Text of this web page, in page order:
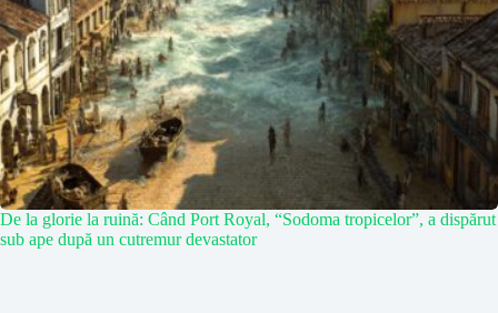
De la glorie la ruină: Când Port Royal, “Sodoma tropicelor”, a dispărut
sub ape după un cutremur devastator